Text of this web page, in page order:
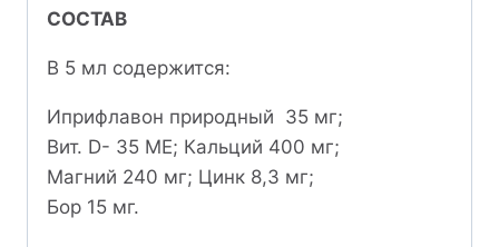
СОСТАВ
В 5 мл содержится:
Иприфлавон природный 35 мг;
Вит. D- 35 МЕ; Кальций 400 мг;
Магний 240 мг; Цинк 8,3 мг;
Бор 15 мг.